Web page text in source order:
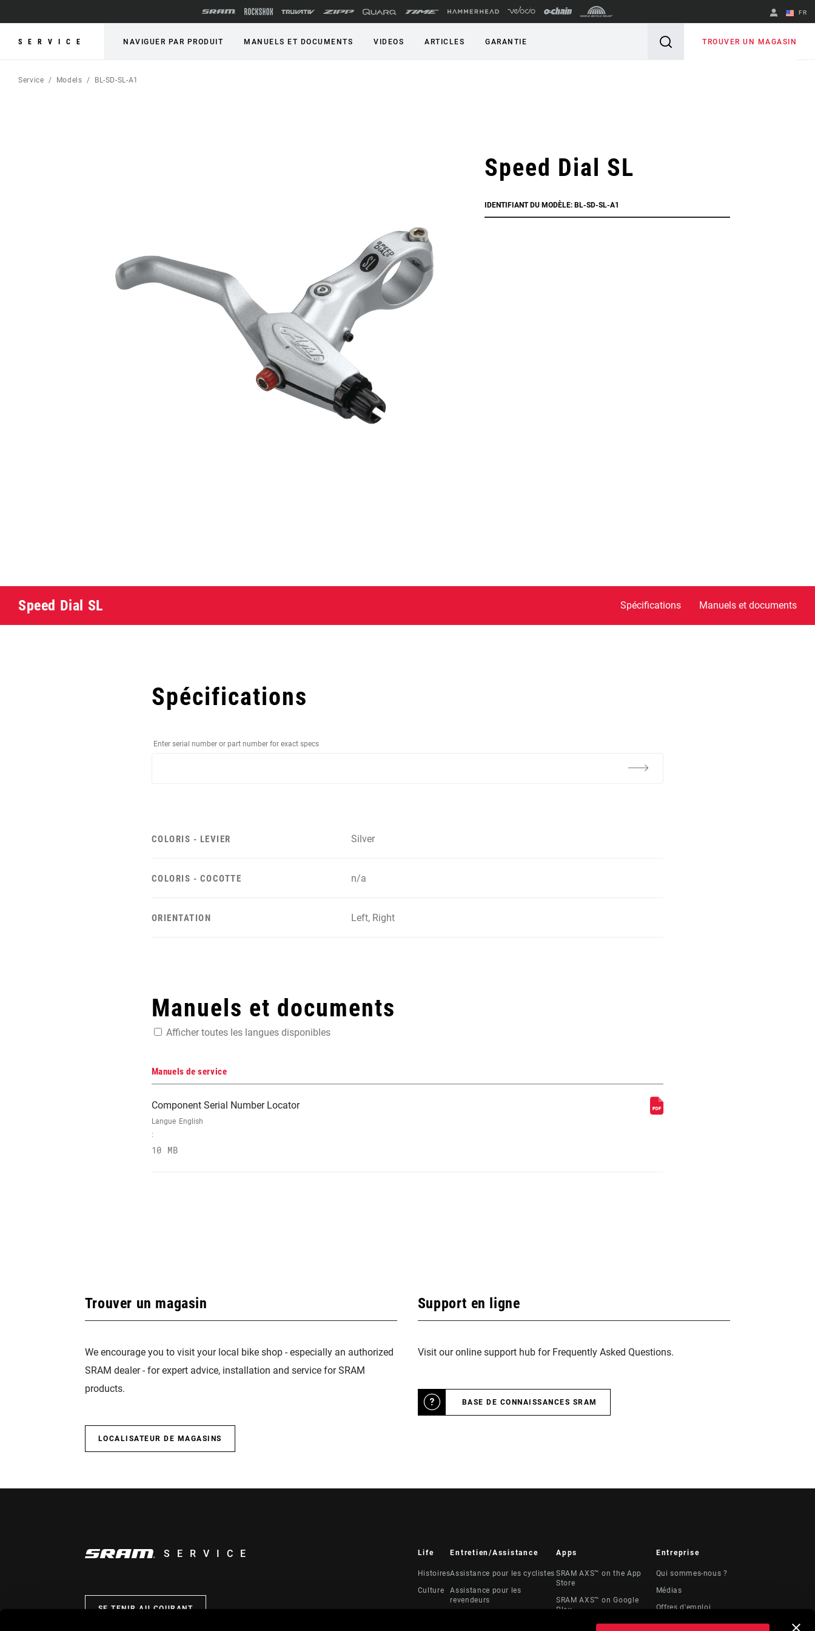
FR
English
SERVICE NAVIGUER PAR PRODUIT MANUELS ET DOCUMENTS VIDEOS ARTICLES GARANTIE TROUVER UN MAGASIN
Service Models BL-SD-SL-A1
Speed Dial SL
IDENTIFIANT DU MODÈLE: BL-SD-SL-A1
Speed Dial SL Spécifications Manuels et documents
Spécifications
Enter serial number or part number for exact specs
COLORIS - LEVIER Silver
COLORIS - COCOTTE n/a
ORIENTATION Left, Right
Manuels et documents
Afficher toutes les langues disponibles
Manuels de service
Component Serial Number Locator
Langue
:
English
10 MB
Trouver un magasin
We encourage you to visit your local bike shop - especially an authorized
SRAM dealer - for expert advice, installation and service for SRAM
products.
LOCALISATEUR DE MAGASINS
Support en ligne
Visit our online support hub for Frequently Asked Questions.
BASE DE CONNAISSANCES SRAM
SERVICE
SE TENIR AU COURANT
Life
Histoires
Culture
Entretien/Assistance
Assistance pour les cyclistes
Assistance pour les
revendeurs
Apps
SRAM AXS™ on the App
Store
SRAM AXS™ on Google
Play
Entreprise
Qui sommes-nous ?
Médias
Offres d'emploi
Logos